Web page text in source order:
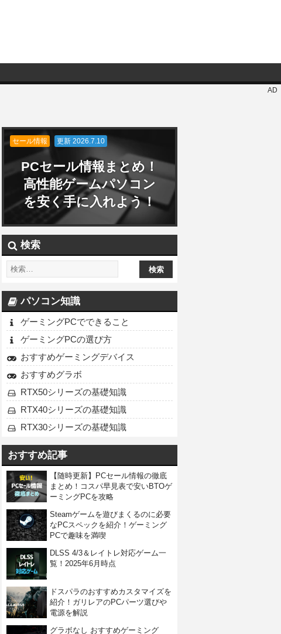
AD
セール情報 更新 2026.7.10
PCセール情報まとめ！
高性能ゲームパソコン
を安く手に入れよう！
検索
パソコン知識
ゲーミングPCでできること
ゲーミングPCの選び方
おすすめゲーミングデバイス
おすすめグラボ
RTX50シリーズの基礎知識
RTX40シリーズの基礎知識
RTX30シリーズの基礎知識
おすすめ記事
【随時更新】PCセール情報の徹底
まとめ！コスパ早見表で安いBTOゲ
ーミングPCを攻略
Steamゲームを遊びまくるのに必要
なPCスペックを紹介！ゲーミング
PCで趣味を満喫
DLSS 4/3＆レイトレ対応ゲーム一
覧！2025年6月時点
ドスパラのおすすめカスタマイズを
紹介！ガリレアのPCパーツ選びや
電源を解説
グラボなし おすすめゲーミング